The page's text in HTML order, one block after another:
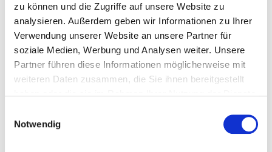
zu können und die Zugriffe auf unsere Website zu
analysieren. Außerdem geben wir Informationen zu Ihrer
Verwendung unserer Website an unsere Partner für
soziale Medien, Werbung und Analysen weiter. Unsere
Partner führen diese Informationen möglicherweise mit
weiteren Daten zusammen, die Sie ihnen bereitgestellt
Notwendig